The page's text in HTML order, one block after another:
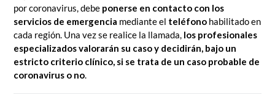
por coronavirus, debe ponerse en contacto con los
servicios de emergencia mediante el teléfono habilitado en
cada región. Una vez se realice la llamada, los profesionales
especializados valorarán su caso y decidirán, bajo un
estricto criterio clínico, si se trata de un caso probable de
coronavirus o no.